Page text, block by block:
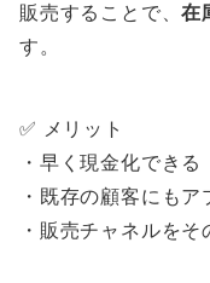
販売することで、在
す。
✅ メリット
・早く現金化できる
・既存の顧客にも
・販売チャネルをそ